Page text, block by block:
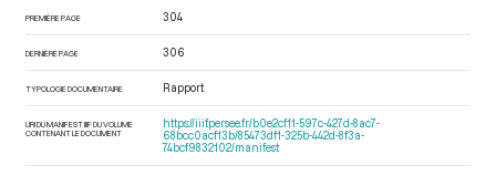
PREMIÈRE PAGE 304
DERNIÈRE PAGE 306
TYPOLOGIE DOCUMENTAIRE Rapport
URI DU MANIFEST IIIF DU VOLUME
CONTENANT LE DOCUMENT
https://iiif.persee.fr/b0e2cf11-597c-427d-8ac7-
68bcc0acf13b/85473df1-325b-442d-8f3a-
74bcf9832102/manifest